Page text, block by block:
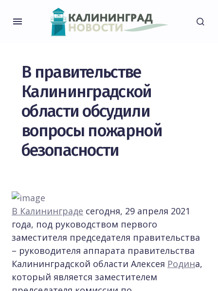
В правительстве
Калининградской
области обсудили
вопросы пожарной
безопасности
В Калининграде сегодня, 29 апреля 2021
года, под руководством первого
заместителя председателя правительства
– руководителя аппарата правительства
Калининградской области Алексея Родина,
который является заместителем